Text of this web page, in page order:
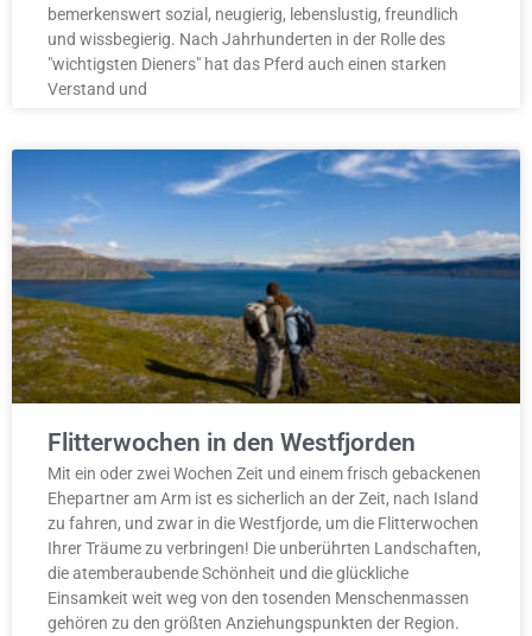
bemerkenswert sozial, neugierig, lebenslustig, freundlich
und wissbegierig. Nach Jahrhunderten in der Rolle des
"wichtigsten Dieners" hat das Pferd auch einen starken
Verstand und
Flitterwochen in den Westfjorden
Mit ein oder zwei Wochen Zeit und einem frisch gebackenen
Ehepartner am Arm ist es sicherlich an der Zeit, nach Island
zu fahren, und zwar in die Westfjorde, um die Flitterwochen
Ihrer Träume zu verbringen! Die unberührten Landschaften,
die atemberaubende Schönheit und die glückliche
Einsamkeit weit weg von den tosenden Menschenmassen
gehören zu den größten Anziehungspunkten der Region.